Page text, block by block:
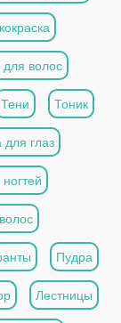
волос
Тени Тоник
глаз
Пудра
Лестницы